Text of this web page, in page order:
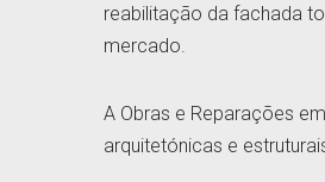
reabilitação da fachada
mercado.
A Obras e Reparações
arquitetónicas e